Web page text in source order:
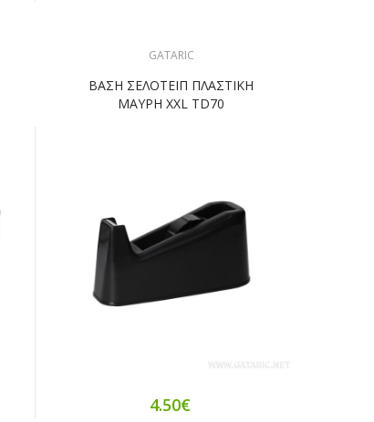
GATARIC
ΒΑΣΗ ΣΕΛΟΤΕΙΠ ΠΛΑΣΤΙΚΗ
ΜΑΥΡΗ XXL TD70
4.50€